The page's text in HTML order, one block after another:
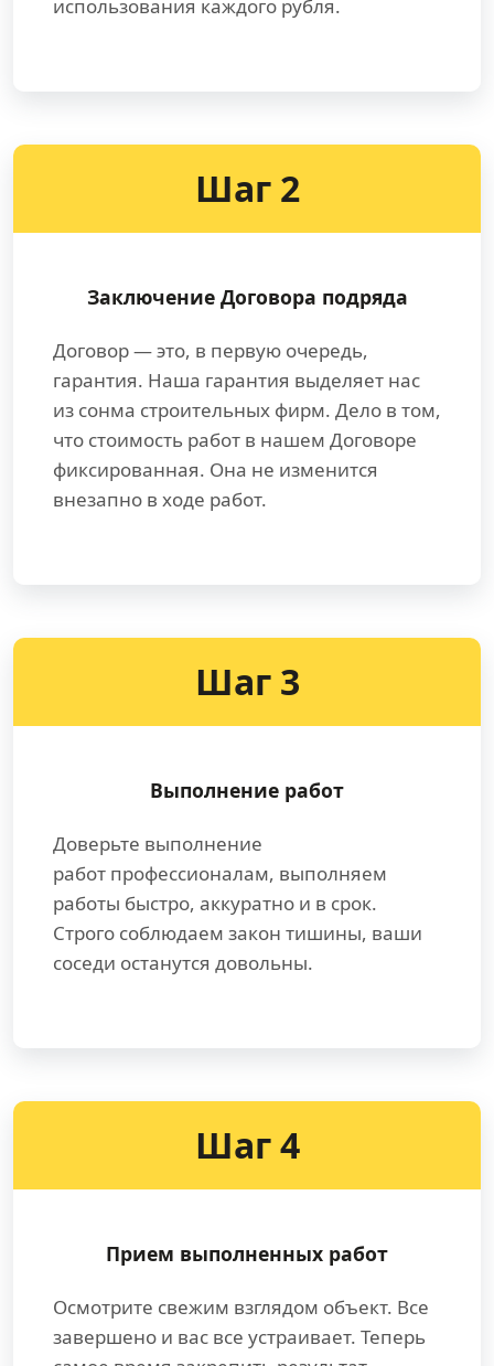
использования каждого рубля.
Шаг 2
Заключение Договора подряда
Договор — это, в первую очередь,
гарантия. Наша гарантия выделяет нас
из сонма строительных фирм. Дело в том,
что стоимость работ в нашем Договоре
фиксированная. Она не изменится
внезапно в ходе работ.
Шаг 3
Выполнение работ
Доверьте выполнение
работ профессионалам, выполняем
работы быстро, аккуратно и в срок.
Строго соблюдаем закон тишины, ваши
соседи останутся довольны.
Шаг 4
Прием выполненных работ
Осмотрите свежим взглядом объект. Все
завершено и вас все устраивает. Теперь